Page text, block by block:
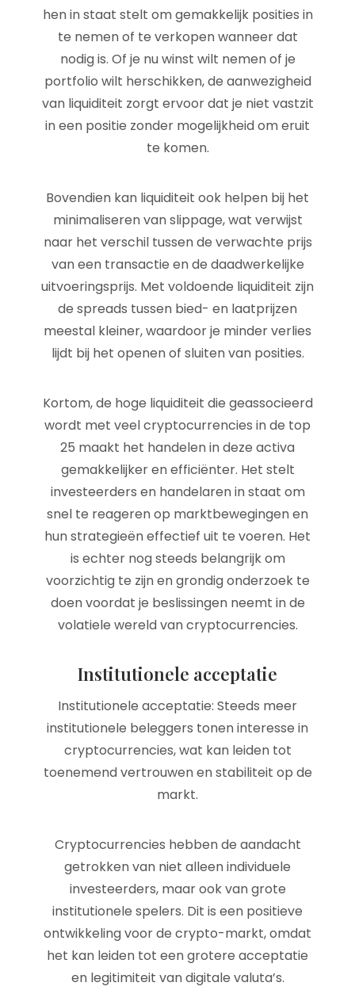
hen in staat stelt om gemakkelijk posities in
te nemen of te verkopen wanneer dat
nodig is. Of je nu winst wilt nemen of je
portfolio wilt herschikken, de aanwezigheid
van liquiditeit zorgt ervoor dat je niet vastzit
in een positie zonder mogelijkheid om eruit
te komen.
Bovendien kan liquiditeit ook helpen bij het
minimaliseren van slippage, wat verwijst
naar het verschil tussen de verwachte prijs
van een transactie en de daadwerkelijke
uitvoeringsprijs. Met voldoende liquiditeit zijn
de spreads tussen bied- en laatprijzen
meestal kleiner, waardoor je minder verlies
lijdt bij het openen of sluiten van posities.
Kortom, de hoge liquiditeit die geassocieerd
wordt met veel cryptocurrencies in de top
25 maakt het handelen in deze activa
gemakkelijker en efficiënter. Het stelt
investeerders en handelaren in staat om
snel te reageren op marktbewegingen en
hun strategieën effectief uit te voeren. Het
is echter nog steeds belangrijk om
voorzichtig te zijn en grondig onderzoek te
doen voordat je beslissingen neemt in de
volatiele wereld van cryptocurrencies.
Institutionele acceptatie
Institutionele acceptatie: Steeds meer
institutionele beleggers tonen interesse in
cryptocurrencies, wat kan leiden tot
toenemend vertrouwen en stabiliteit op de
markt.
Cryptocurrencies hebben de aandacht
getrokken van niet alleen individuele
investeerders, maar ook van grote
institutionele spelers. Dit is een positieve
ontwikkeling voor de crypto-markt, omdat
het kan leiden tot een grotere acceptatie
en legitimiteit van digitale valuta’s.